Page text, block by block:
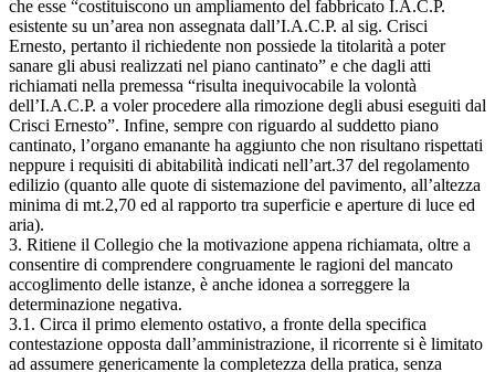
che esse “costituiscono un ampliamento del fabbricato I.A.C.P.
esistente su un’area non assegnata dall’I.A.C.P. al sig. Crisci
Ernesto, pertanto il richiedente non possiede la titolarità a poter
sanare gli abusi realizzati nel piano cantinato” e che dagli atti
richiamati nella premessa “risulta inequivocabile la volontà
dell’I.A.C.P. a voler procedere alla rimozione degli abusi eseguiti dal
Crisci Ernesto”. Infine, sempre con riguardo al suddetto piano
cantinato, l’organo emanante ha aggiunto che non risultano rispettati
neppure i requisiti di abitabilità indicati nell’art.37 del regolamento
edilizio (quanto alle quote di sistemazione del pavimento, all’altezza
minima di mt.2,70 ed al rapporto tra superficie e aperture di luce ed
aria).
3. Ritiene il Collegio che la motivazione appena richiamata, oltre a
consentire di comprendere congruamente le ragioni del mancato
accoglimento delle istanze, è anche idonea a sorreggere la
determinazione negativa.
3.1. Circa il primo elemento ostativo, a fronte della specifica
contestazione opposta dall’amministrazione, il ricorrente si è limitato
ad assumere genericamente la completezza della pratica, senza